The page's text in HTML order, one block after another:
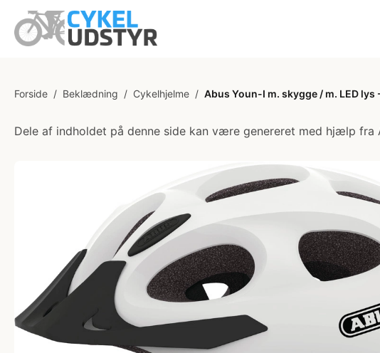
Forside / Beklædning / Cykelhjelme / Abus Youn-I m. skygge / m. LED lys
Dele af indholdet på denne side kan være genereret med hjælp fra